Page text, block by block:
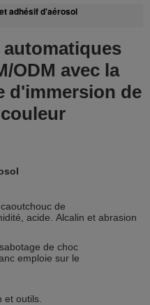
adhésif d'aérosol
ODM avec la
d'immersion de
de
acide. Alcalin et abrasion
de choc
emploie sur le
outils.